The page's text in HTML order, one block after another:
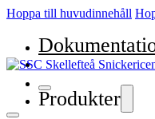
Hoppa till huvudinnehåll
Produkter